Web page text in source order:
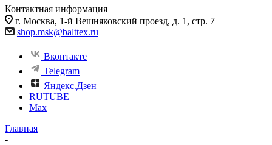
Контактная информация
г. Москва, 1-й Вешняковский проезд, д. 1, стр. 7
shop.msk@balttex.ru
Вконтакте
Telegram
Яндекс.Дзен
RUTUBE
Max
Главная
-